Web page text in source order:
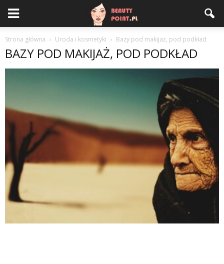
Strona główna Uroda i kosmetyki Bazy pod makijaż, pod podkład
BAZY POD MAKIJAŻ, POD PODKŁAD